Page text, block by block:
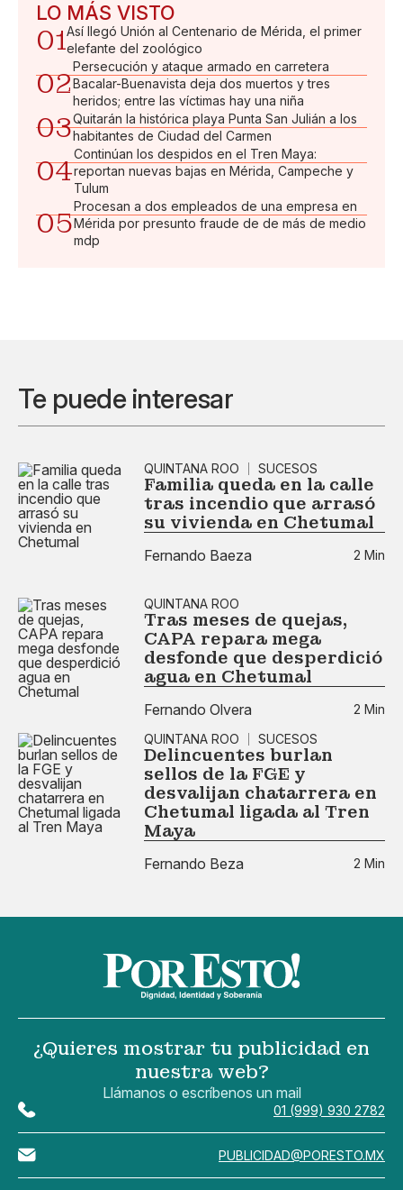
LO MÁS VISTO
01Así llegó Unión al Centenario de Mérida, el primer
elefante del zoológico
02
Persecución y ataque armado en carretera
Bacalar-Buenavista deja dos muertos y tres
heridos; entre las víctimas hay una niña
03Quitarán la histórica playa Punta San Julián a los
habitantes de Ciudad del Carmen
04
Continúan los despidos en el Tren Maya:
reportan nuevas bajas en Mérida, Campeche y
Tulum
05
Procesan a dos empleados de una empresa en
Mérida por presunto fraude de de más de medio
mdp
Te puede interesar
QUINTANA ROO SUCESOS
Familia queda en la calle
tras incendio que arrasó
su vivienda en Chetumal
Fernando Baeza 2 Min
QUINTANA ROO
Tras meses de quejas,
CAPA repara mega
desfonde que desperdició
agua en Chetumal
Fernando Olvera
2 Min
QUINTANA ROO
SUCESOS
Delincuentes burlan
sellos de la FGE y
desvalijan chatarrera en
Chetumal ligada al Tren
Maya
Fernando Beza 2 Min
¿Quieres mostrar tu publicidad en
nuestra web?
Llámanos o escríbenos un mail
01 (999) 930 2782
PUBLICIDAD@PORESTO.MX